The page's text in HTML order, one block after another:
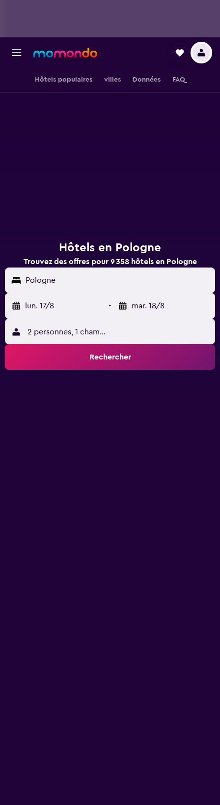
Hôtels populaires villes Données FAQ
Hôtels en Pologne
Trouvez des offres pour 9 358 hôtels en Pologne
Pologne
lun. 17/8 - mar. 18/8
2 personnes, 1 chambre
Rechercher